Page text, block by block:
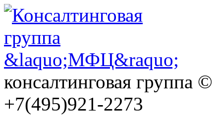
консалтинговая группа ©
+7(495)921-2273